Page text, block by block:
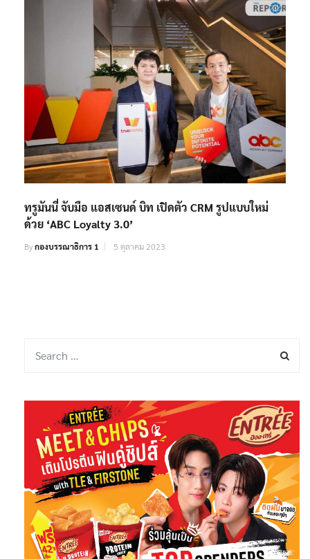
ทรูมันนี่ จับมือ แอสเซนด์ บิท เปิดตัว CRM รูปแบบใหม่
ด้วย ‘ABC Loyalty 3.0’
Byกองบรรณาธิการ 1 5 ตุลาคม 2023